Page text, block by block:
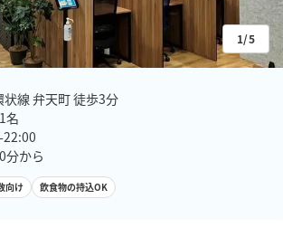
1/5
線 弁天町 徒歩3分
名
22:00
分から
向け 飲食物の持込OK